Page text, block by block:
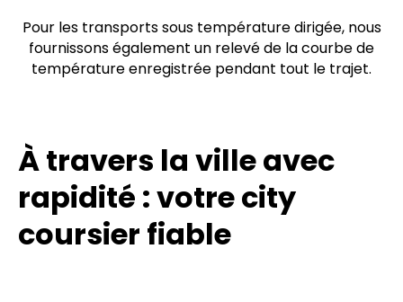
Pour les transports sous température dirigée, nous
fournissons également un relevé de la courbe de
température enregistrée pendant tout le trajet.
À travers la ville avec
rapidité : votre city
coursier fiable